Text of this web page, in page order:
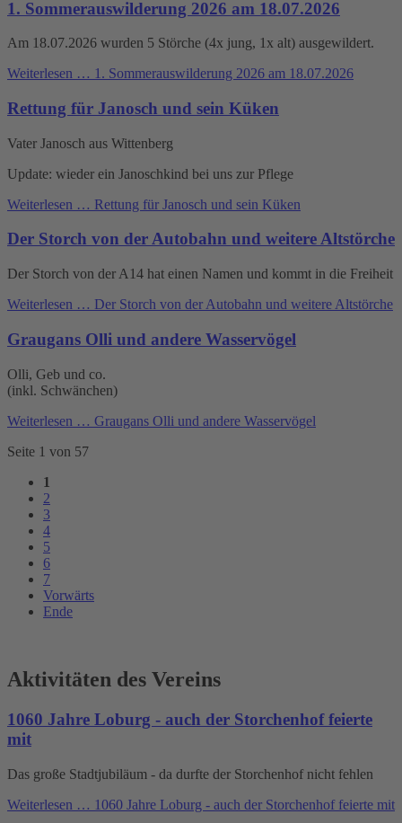
1. Sommerauswilderung 2026 am 18.07.2026
Am 18.07.2026 wurden 5 Störche (4x jung, 1x alt) ausgewildert.
Weiterlesen … 1. Sommerauswilderung 2026 am 18.07.2026
Rettung für Janosch und sein Küken
Vater Janosch aus Wittenberg
Update: wieder ein Janoschkind bei uns zur Pflege
Weiterlesen … Rettung für Janosch und sein Küken
Der Storch von der Autobahn und weitere Altstörche
Der Storch von der A14 hat einen Namen und kommt in die Freiheit
Weiterlesen … Der Storch von der Autobahn und weitere Altstörche
Graugans Olli und andere Wasservögel
Olli, Geb und co.
(inkl. Schwänchen)
Weiterlesen … Graugans Olli und andere Wasservögel
Seite 1 von 57
1
2
3
4
5
6
7
Vorwärts
Ende
Aktivitäten des Vereins
1060 Jahre Loburg - auch der Storchenhof feierte
mit
Das große Stadtjubiläum - da durfte der Storchenhof nicht fehlen
Weiterlesen … 1060 Jahre Loburg - auch der Storchenhof feierte mit